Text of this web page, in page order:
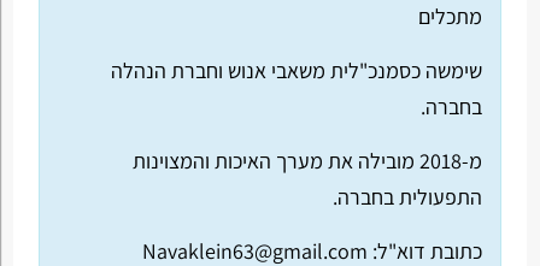
מתכלים
שימשה כסמנכ"לית משאבי אנוש וחברת הנהלה
בחברה.
מ-2018 מובילה את מערך האיכות והמצוינות
התפעולית בחברה.
כתובת דוא"ל: Navaklein63@gmail.com